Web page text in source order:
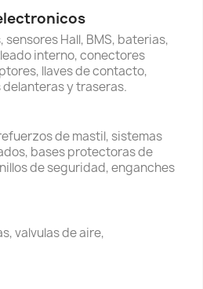
Hall, BMS, baterias,
interno, conectores
llaves de contacto,
delanteras y traseras.
de mastil, sistemas
bases protectoras de
de seguridad, enganches
valvulas de aire,